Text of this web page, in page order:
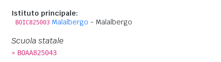
Istituto principale:
BOIC825003 Malalbergo - Malalbergo
Scuola statale
» BOAA825043